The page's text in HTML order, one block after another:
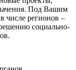
Под Вашим
числе регионов –
социально-